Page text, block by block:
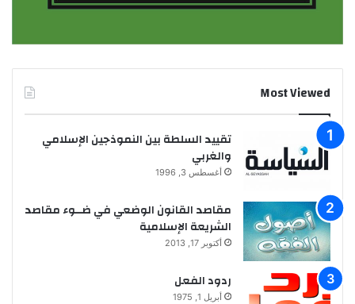
Most Viewed
تقييد السلطة بين النموذجين الإسلامي
والغربي
أغسطس 3, 1996
مقاصد القانون الوضعي في ضــوء مقاصد
الشريعة الإسلامية
أكتوبر 17, 2013
ردود الفعل
أبريل 1, 1975